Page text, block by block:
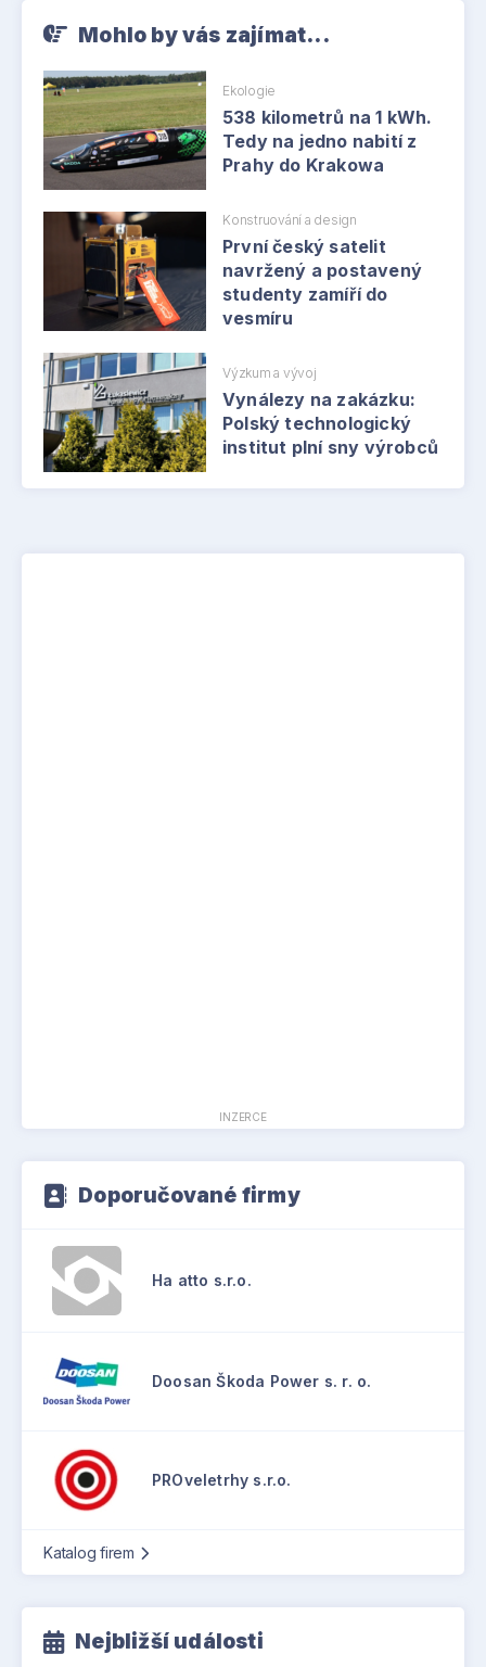
Mohlo by vás zajímat...
Ekologie
538 kilometrů na 1 kWh.
Tedy na jedno nabití z
Prahy do Krakowa
Konstruování a design
První český satelit
navržený a postavený
studenty zamíří do
vesmíru
Výzkum a vývoj
Vynálezy na zakázku:
Polský technologický
institut plní sny výrobců
INZERCE
Doporučované firmy
Ha atto s.r.o.
Doosan Škoda Power s. r. o.
PROveletrhy s.r.o.
Katalog firem
Nejbližší události